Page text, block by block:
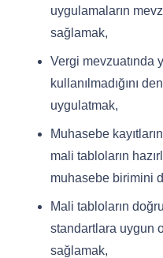
uygulamaların
sağlamak,
Vergi mevzuatında
kullanılmadığını
uygulatmak,
Muhasebe
mali tabloların
muhasebe birimini
Mali tabloların
standartlara uygun
sağlamak,